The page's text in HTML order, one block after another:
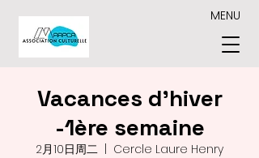
MENU
Vacances d'hiver
-1ère semaine
2月10日周二
Cercle Laure Henry